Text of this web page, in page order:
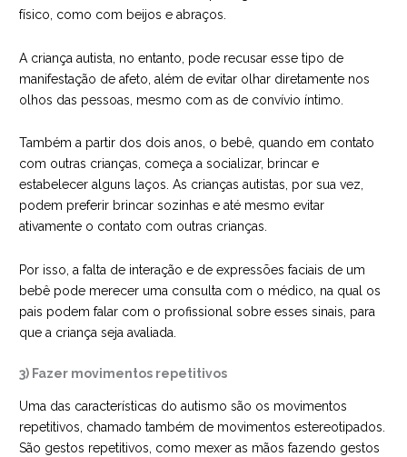
físico, como com beijos e abraços.
A criança autista, no entanto, pode recusar esse tipo de
manifestação de afeto, além de evitar olhar diretamente nos
olhos das pessoas, mesmo com as de convívio íntimo.
Também a partir dos dois anos, o bebê, quando em contato
com outras crianças, começa a socializar, brincar e
estabelecer alguns laços. As crianças autistas, por sua vez,
podem preferir brincar sozinhas e até mesmo evitar
ativamente o contato com outras crianças.
Por isso, a falta de interação e de expressões faciais de um
bebê pode merecer uma consulta com o médico, na qual os
pais podem falar com o profissional sobre esses sinais, para
que a criança seja avaliada.
3) Fazer movimentos repetitivos
Uma das características do autismo são os movimentos
repetitivos, chamado também de movimentos estereotipados.
São gestos repetitivos, como mexer as mãos fazendo gestos